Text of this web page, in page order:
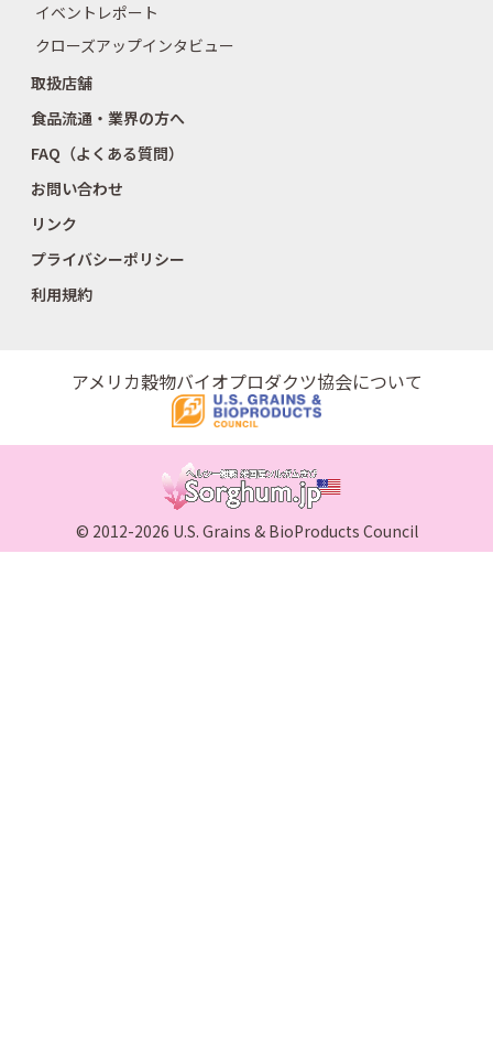
イベントレポート
クローズアップインタビュー
取扱店舗
食品流通・業界の方へ
FAQ（よくある質問）
お問い合わせ
リンク
プライバシーポリシー
利用規約
アメリカ穀物バイオプロダクツ協会について
© 2012-2026 U.S. Grains & BioProducts Council